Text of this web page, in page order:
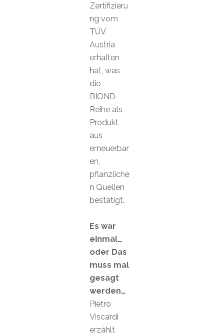
Zertifizieru
ng vom
TÜV
Austria
erhalten
hat, was
die
BIOND-
Reihe als
Produkt
aus
erneuerbar
en,
pflanzliche
n Quellen
bestätigt.
Es war
einmal…
oder Das
muss mal
gesagt
werden…
Pietro
Viscardi
erzählt